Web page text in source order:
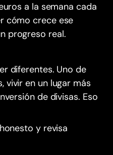
a la semana cada
cómo crece ese
progreso real.
diferentes. Uno de
vivir en un lugar más
de divisas. Eso
y revisa